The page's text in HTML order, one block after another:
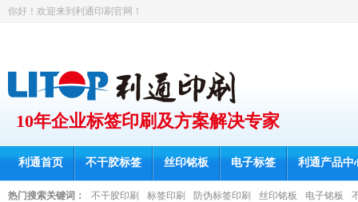
你好！欢迎来到利通印刷官网！
10年企业标签印刷及方案解决专家
利通首页 不干胶标签 丝印铭板 电子标签 利通产品中
热门搜索关键词： 不干胶印刷 标签印刷 防伪标签印刷 丝印铭板 电子铭板